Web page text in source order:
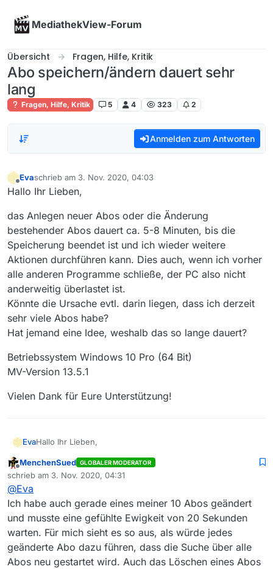
MediathekView-Forum
Übersicht Fragen, Hilfe, Kritik
Abo speichern/ändern dauert sehr
lang
Fragen, Hilfe, Kritik 5 4 323 2
Anmelden zum Antworten
Offline
Evaschrieb am 3. Nov. 2020, 04:03
zuletzt editiert von
Hallo Ihr Lieben,
das Anlegen neuer Abos oder die Änderung
bestehender Abos dauert ca. 5-8 Minuten, bis die
Speicherung beendet ist und ich wieder weitere
Aktionen durchführen kann. Dies auch, wenn ich vorher
alle anderen Programme schließe, der PC also nicht
anderweitig überlastet ist.
Könnte die Ursache evtl. darin liegen, dass ich derzeit
sehr viele Abos habe?
Hat jemand eine Idee, weshalb das so lange dauert?
Betriebssystem Windows 10 Pro (64 Bit)
MV-Version 13.5.1
Vielen Dank für Eure Unterstützung!
EvaHallo Ihr Lieben,
das Anlegen neuer Abos oder die Änderung bestehender
Abos dauert ca. 5-8 Minuten, bis die Speicherung beendet
Dies auch, wenn ich vorher alle anderen Programme
schließe, der PC also nicht anderweitig überlastet ist.
Könnte die Ursache evtl. darin liegen, dass ich derzeit sehr
viele Abos habe?
Hat jemand eine Idee, weshalb das so lange dauert?
MV-Version 13.5.1
Vielen Dank für Eure Unterstützung!
Offline
MenchenSued GLOBALER MODERATOR
schrieb am 3. Nov. 2020, 04:31
zuletzt editiert von
@Eva
Ich habe auch gerade eines meiner 10 Abos geändert
und musste eine gefühlte Ewigkeit von 20 Sekunden
warten. Für mich sieht es so aus, als würde jedes
geänderte Abo dazu führen, dass die Suche über alle
Abos neu gestartet wird. Auch das Löschen eines Abos